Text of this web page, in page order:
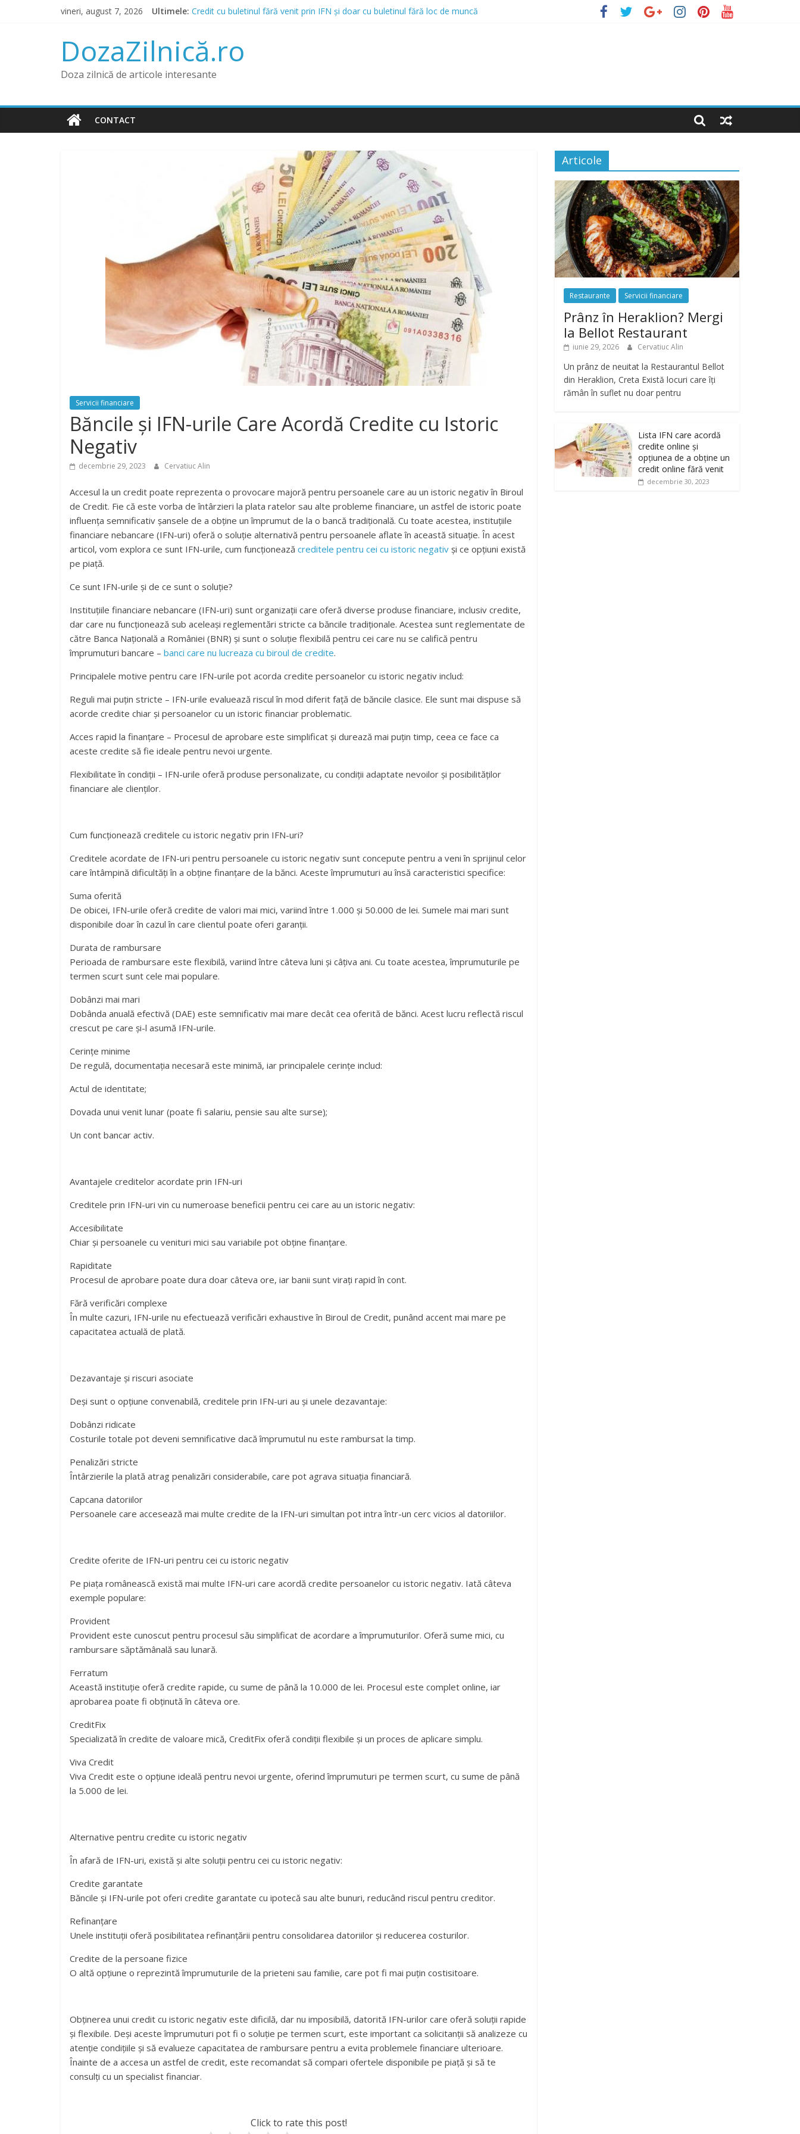
vineri, august 7, 2026 Ultimele: Credit cu buletinul fără venit prin IFN și doar cu buletinul fără loc de muncă
Băncile și IFN-urile Care Acordă Credite cu Istoric Negativ
Credit pentru Datornici și Rău Platnici prin IFN
DozaZilnică.ro
Doza zilnică de articole interesante
CONTACT
Servicii financiare
Băncile și IFN-urile Care Acordă Credite cu Istoric
Negativ
decembrie 29, 2023 Cervatiuc Alin
Accesul la un credit poate reprezenta o provocare majoră pentru persoanele care au un istoric negativ în Biroul
de Credit. Fie că este vorba de întârzieri la plata ratelor sau alte probleme financiare, un astfel de istoric poate
influența semnificativ șansele de a obține un împrumut de la o bancă tradițională. Cu toate acestea, instituțiile
financiare nebancare (IFN-uri) oferă o soluție alternativă pentru persoanele aflate în această situație. În acest
articol, vom explora ce sunt IFN-urile, cum funcționează creditele pentru cei cu istoric negativ și ce opțiuni există
pe piață.
Ce sunt IFN-urile și de ce sunt o soluție?
Instituțiile financiare nebancare (IFN-uri) sunt organizații care oferă diverse produse financiare, inclusiv credite,
dar care nu funcționează sub aceleași reglementări stricte ca băncile tradiționale. Acestea sunt reglementate de
către Banca Națională a României (BNR) și sunt o soluție flexibilă pentru cei care nu se califică pentru
împrumuturi bancare – banci care nu lucreaza cu biroul de credite.
Principalele motive pentru care IFN-urile pot acorda credite persoanelor cu istoric negativ includ:
Reguli mai puțin stricte – IFN-urile evaluează riscul în mod diferit față de băncile clasice. Ele sunt mai dispuse să
acorde credite chiar și persoanelor cu un istoric financiar problematic.
Acces rapid la finanțare – Procesul de aprobare este simplificat și durează mai puțin timp, ceea ce face ca
aceste credite să fie ideale pentru nevoi urgente.
Flexibilitate în condiții – IFN-urile oferă produse personalizate, cu condiții adaptate nevoilor și posibilităților
financiare ale clienților.
Cum funcționează creditele cu istoric negativ prin IFN-uri?
Creditele acordate de IFN-uri pentru persoanele cu istoric negativ sunt concepute pentru a veni în sprijinul celor
care întâmpină dificultăți în a obține finanțare de la bănci. Aceste împrumuturi au însă caracteristici specifice:
Suma oferită
De obicei, IFN-urile oferă credite de valori mai mici, variind între 1.000 și 50.000 de lei. Sumele mai mari sunt
disponibile doar în cazul în care clientul poate oferi garanții.
Durata de rambursare
Perioada de rambursare este flexibilă, variind între câteva luni și câțiva ani. Cu toate acestea, împrumuturile pe
termen scurt sunt cele mai populare.
Dobânzi mai mari
Dobânda anuală efectivă (DAE) este semnificativ mai mare decât cea oferită de bănci. Acest lucru reflectă riscul
crescut pe care și-l asumă IFN-urile.
Cerințe minime
De regulă, documentația necesară este minimă, iar principalele cerințe includ:
Actul de identitate;
Dovada unui venit lunar (poate fi salariu, pensie sau alte surse);
Un cont bancar activ.
Avantajele creditelor acordate prin IFN-uri
Creditele prin IFN-uri vin cu numeroase beneficii pentru cei care au un istoric negativ:
Accesibilitate
Chiar și persoanele cu venituri mici sau variabile pot obține finanțare.
Rapiditate
Procesul de aprobare poate dura doar câteva ore, iar banii sunt virați rapid în cont.
Fără verificări complexe
În multe cazuri, IFN-urile nu efectuează verificări exhaustive în Biroul de Credit, punând accent mai mare pe
capacitatea actuală de plată.
Dezavantaje și riscuri asociate
Deși sunt o opțiune convenabilă, creditele prin IFN-uri au și unele dezavantaje:
Dobânzi ridicate
Costurile totale pot deveni semnificative dacă împrumutul nu este rambursat la timp.
Penalizări stricte
Întârzierile la plată atrag penalizări considerabile, care pot agrava situația financiară.
Capcana datoriilor
Persoanele care accesează mai multe credite de la IFN-uri simultan pot intra într-un cerc vicios al datoriilor.
Credite oferite de IFN-uri pentru cei cu istoric negativ
Pe piața românească există mai multe IFN-uri care acordă credite persoanelor cu istoric negativ. Iată câteva
exemple populare:
Provident
Provident este cunoscut pentru procesul său simplificat de acordare a împrumuturilor. Oferă sume mici, cu
rambursare săptămânală sau lunară.
Ferratum
Această instituție oferă credite rapide, cu sume de până la 10.000 de lei. Procesul este complet online, iar
aprobarea poate fi obținută în câteva ore.
CreditFix
Specializată în credite de valoare mică, CreditFix oferă condiții flexibile și un proces de aplicare simplu.
Viva Credit
Viva Credit este o opțiune ideală pentru nevoi urgente, oferind împrumuturi pe termen scurt, cu sume de până
la 5.000 de lei.
Alternative pentru credite cu istoric negativ
În afară de IFN-uri, există și alte soluții pentru cei cu istoric negativ:
Credite garantate
Băncile și IFN-urile pot oferi credite garantate cu ipotecă sau alte bunuri, reducând riscul pentru creditor.
Refinanțare
Unele instituții oferă posibilitatea refinanțării pentru consolidarea datoriilor și reducerea costurilor.
Credite de la persoane fizice
O altă opțiune o reprezintă împrumuturile de la prieteni sau familie, care pot fi mai puțin costisitoare.
Obținerea unui credit cu istoric negativ este dificilă, dar nu imposibilă, datorită IFN-urilor care oferă soluții rapide
și flexibile. Deși aceste împrumuturi pot fi o soluție pe termen scurt, este important ca solicitanții să analizeze cu
atenție condițiile și să evalueze capacitatea de rambursare pentru a evita problemele financiare ulterioare.
Înainte de a accesa un astfel de credit, este recomandat să compari ofertele disponibile pe piață și să te
consulți cu un specialist financiar.
Click to rate this post!
Articole
Restaurante Servicii financiare
Prânz în Heraklion? Mergi
la Bellot Restaurant
iunie 29, 2026 Cervatiuc Alin
Un prânz de neuitat la Restaurantul Bellot
din Heraklion, Creta Există locuri care îți
rămân în suflet nu doar pentru
Lista IFN care acordă
credite online și
opțiunea de a obține un
credit online fără venit
decembrie 30, 2023